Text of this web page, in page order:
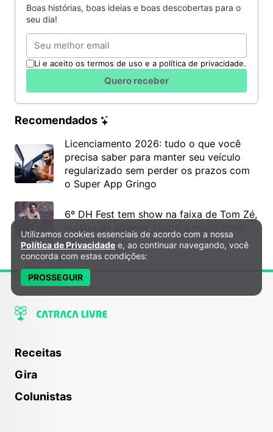
horta e suas plantas.
Boas histórias, boas ideias e boas descobertas para o
seu dia!
Email
Li e aceito os termos de uso e a política de privacidade.
Quero receber
Recomendados
Licenciamento 2026: tudo o que você
precisa saber para manter seu veículo
regularizado sem perder os prazos com
o Super App Gringo
6º DH Fest tem show na faixa de Tom Zé,
Receitas
Gira
Colunistas
Política de Privacidade e Cookies
Utilizamos cookies essenciais de acordo com a nossa
Política de Privacidade e, ao continuar navegando, você
concorda com estas condições:
PROSSEGUIR